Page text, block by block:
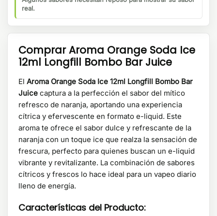
real.
Comprar Aroma Orange Soda Ice
12ml Longfill Bombo Bar Juice
El Aroma Orange Soda Ice 12ml Longfill Bombo Bar
Juice captura a la perfección el sabor del mítico
refresco de naranja, aportando una experiencia
cítrica y efervescente en formato e-liquid. Este
aroma te ofrece el sabor dulce y refrescante de la
naranja con un toque ice que realza la sensación de
frescura, perfecto para quienes buscan un e-liquid
vibrante y revitalizante. La combinación de sabores
cítricos y frescos lo hace ideal para un vapeo diario
lleno de energía.
Características del Producto: